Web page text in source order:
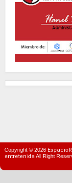
Copyright © 2026
entretenidaAll Right